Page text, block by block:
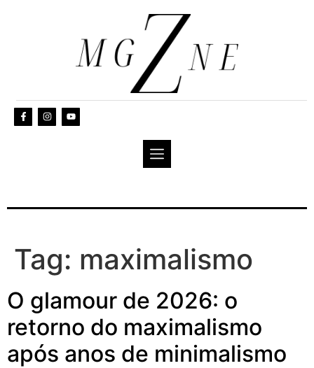
Tag: maximalismo
O glamour de 2026: o
retorno do maximalismo
após anos de minimalismo